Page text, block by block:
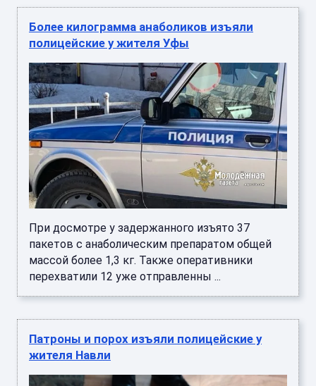
Более килограмма анаболиков изъяли
полицейские у жителя Уфы
При досмотре у задержанного изъято 37
пакетов с анаболическим препаратом общей
массой более 1,3 кг. Также оперативники
перехватили 12 уже отправленны ...
Патроны и порох изъяли полицейские у
жителя Навли